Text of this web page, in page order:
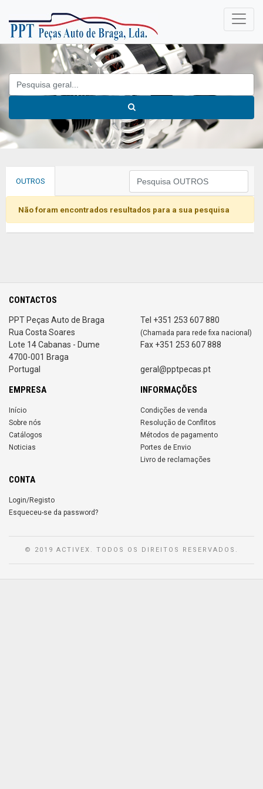
OUTROS
Não foram encontrados resultados para a sua pesquisa
CONTACTOS
PPT Peças Auto de Braga
Rua Costa Soares
Lote 14 Cabanas - Dume
4700-001 Braga
Portugal
Tel +351 253 607 880
(Chamada para rede fixa nacional)
Fax +351 253 607 888
geral@pptpecas.pt
EMPRESA
Início
Sobre nós
Catálogos
Noticias
INFORMAÇÕES
Condições de venda
Resolução de Conflitos
Métodos de pagamento
Portes de Envio
Livro de reclamações
CONTA
Login/Registo
Esqueceu-se da password?
© 2019 ACTIVEX. TODOS OS DIREITOS RESERVADOS.